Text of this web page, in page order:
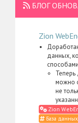
БЛОГ
Zion
данных,
можно
не
Zion
База